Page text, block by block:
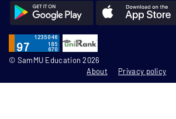
© SamMU Education 2026
About
Privacy policy